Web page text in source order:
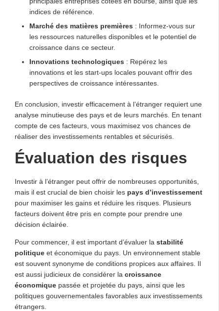
indices de référence.
Marché des matières premières : Informez-vous sur
les ressources naturelles disponibles et le potentiel de
croissance dans ce secteur.
Innovations technologiques : Repérez les
innovations et les start-ups locales pouvant offrir des
perspectives de croissance intéressantes.
En conclusion, investir efficacement à l’étranger requiert une
analyse minutieuse des pays et de leurs marchés. En tenant
compte de ces facteurs, vous maximisez vos chances de
réaliser des investissements rentables et sécurisés.
Évaluation des risques
Investir à l’étranger peut offrir de nombreuses opportunités,
mais il est crucial de bien choisir les pays d’investissement
pour maximiser les gains et réduire les risques. Plusieurs
facteurs doivent être pris en compte pour prendre une
décision éclairée.
Pour commencer, il est important d’évaluer la stabilité
politique et économique du pays. Un environnement stable
est souvent synonyme de conditions propices aux affaires. Il
est aussi judicieux de considérer la croissance
économique passée et projetée du pays, ainsi que les
politiques gouvernementales favorables aux investissements
étrangers.